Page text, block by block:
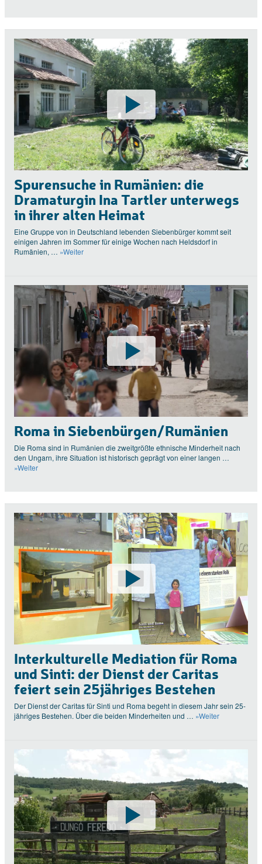
Spurensuche in Rumänien: die
Dramaturgin Ina Tartler unterwegs
in ihrer alten Heimat
Eine Gruppe von in Deutschland lebenden Siebenbürger kommt seit
einigen Jahren im Sommer für einige Wochen nach Heldsdorf in
Rumänien, … »Weiter
Roma in Siebenbürgen/Rumänien
Die Roma sind in Rumänien die zweitgrößte ethnische Minderheit nach
den Ungarn, ihre Situation ist historisch geprägt von einer langen …
»Weiter
Interkulturelle Mediation für Roma
und Sinti: der Dienst der Caritas
feiert sein 25jähriges Bestehen
Der Dienst der Caritas für Sinti und Roma begeht in diesem Jahr sein 25-
jähriges Bestehen. Über die beiden Minderheiten und … »Weiter